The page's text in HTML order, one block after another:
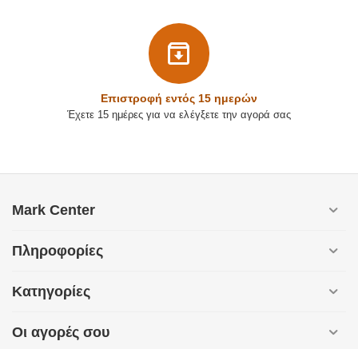
Επιστρoφή εντός 15 ημερών
Έχετε 15 ημέρες για να ελέγξετε την αγορά σας
Mark Center
Πληροφορίες
Κατηγορίες
Οι αγορές σου